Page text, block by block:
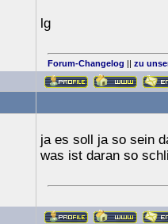
lg
Forum-Changelog || zu
ja es soll ja so sein
was ist daran so